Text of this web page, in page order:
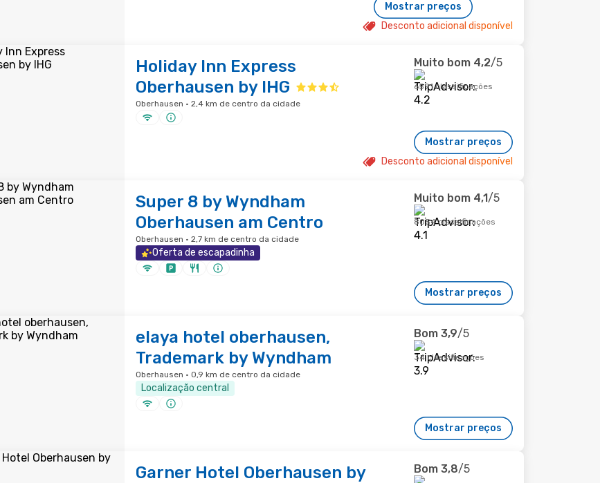
Mostrar preços
Desconto adicional disponível
Holiday Inn Express
Oberhausen by IHG
Oberhausen · 2,4 km de centro da cidade
Muito bom 4,2/5
6591 classificações
Mostrar preços
Desconto adicional disponível
Super 8 by Wyndham
Oberhausen am Centro
Oberhausen · 2,7 km de centro da cidade
Oferta de escapadinha
Muito bom 4,1/5
8054 classificações
Mostrar preços
elaya hotel oberhausen,
Trademark by Wyndham
Oberhausen · 0,9 km de centro da cidade
Localização central
Bom 3,9/5
34 classificações
Mostrar preços
Garner Hotel Oberhausen by
Bom 3,8/5